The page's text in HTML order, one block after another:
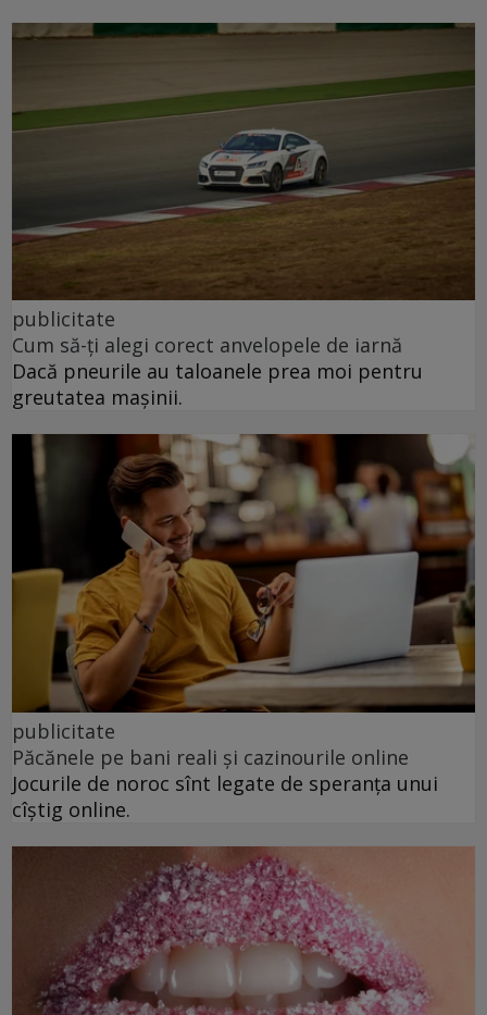
publicitate
Cum să-ți alegi corect anvelopele de iarnă
Dacă pneurile au taloanele prea moi pentru
greutatea mașinii.
publicitate
Păcănele pe bani reali și cazinourile online
Jocurile de noroc sînt legate de speranța unui
cîștig online.